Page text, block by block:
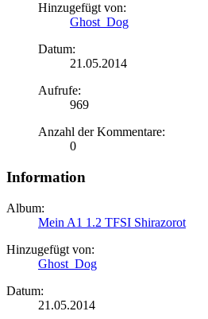
Hinzugefügt von:
Ghost_Dog
Datum:
21.05.2014
Aufrufe:
969
Anzahl der Kommentare:
0
Information
Album:
Mein A1 1.2 TFSI Shirazorot
Hinzugefügt von:
Ghost_Dog
Datum:
21.05.2014